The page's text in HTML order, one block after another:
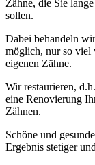
Zähne, die Sie
sollen.
Dabei behandeln
möglich, nur so viel
eigenen Zähne.
Wir restaurieren,
eine Renovierung
Zähnen.
Schöne und
Ergebnis stetiger